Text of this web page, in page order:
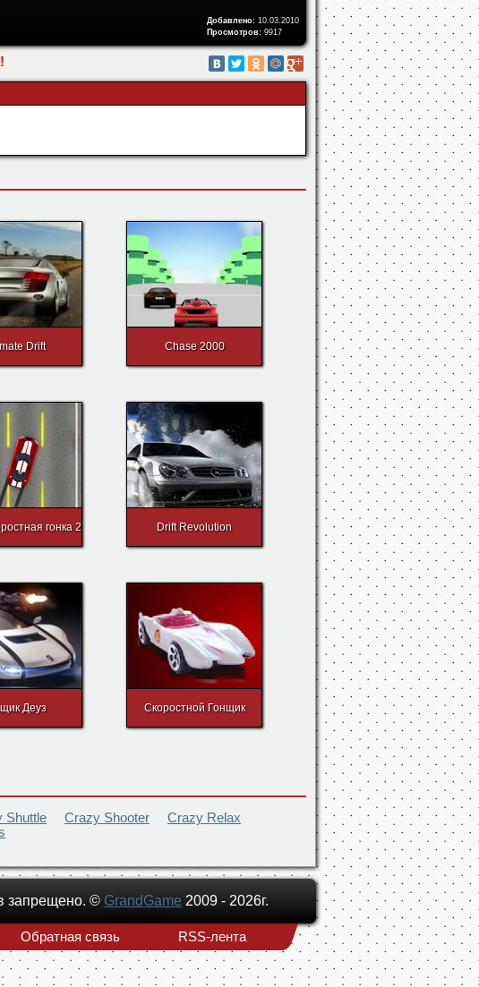
Добавлено: 10.03.2010
Просмотров: 9917
Drift Chase 2000
гонка 2 Drift Revolution
Деуз Скоростной Гонщик
Shuttle Crazy Shooter
Crazy Relax
запрещено. © GrandGame 2009 - 2026г.
Обратная связь RSS-лента